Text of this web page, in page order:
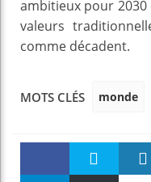
ambitieux pour
valeurs
comme décadent.
MOTS CLÉS monde